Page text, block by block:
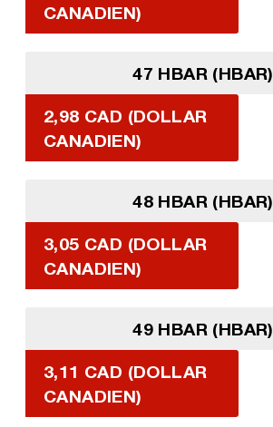
CANADIEN)
47 HBAR (HBAR)
2,98 CAD (DOLLAR
CANADIEN)
48 HBAR (HBAR)
3,05 CAD (DOLLAR
CANADIEN)
49 HBAR (HBAR)
3,11 CAD (DOLLAR
CANADIEN)